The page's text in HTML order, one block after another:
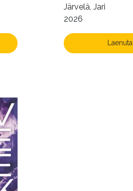
Järvelä, Jari
2026
Laenuta